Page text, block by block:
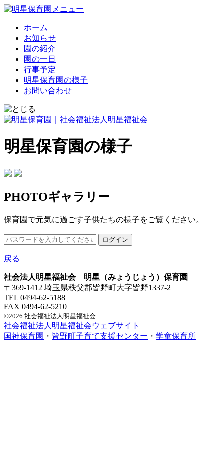
ホーム
お知らせ
園の紹介
園の一日
行事予定
明星保育園の様子
お問い合わせ
明星保育園の様子
PHOTOギャラリー
保育園で元気に過ごす子供たちの様子をご覧ください。
戻る
社会法人明星福祉会 明星（みょうじょう）保育園
〒369-1412 埼玉県秩父郡皆野町大字皆野1337-2
TEL 0494-62-5188
FAX 0494-62-5210
©2026 社会福祉法人明星福祉会
社会福祉法人明星福祉会ウェブサイト
国神保育園 ・ 皆野町子育て支援センター ・ 学童保育所